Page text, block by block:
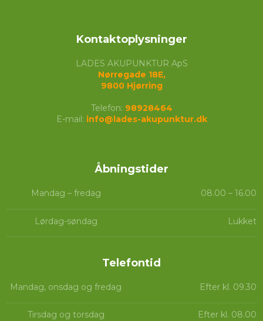
Kontaktoplysninger
LADES AKUPUNKTUR ApS
Nørregade 18E,
​9800 Hjørring
Telefon: 98928464
E-mail: info@lades-akupunktur.dk
Åbningstider​
Mandag – fredag 08.00 – 16.00​
Lørdag-søndag Lukket
Telefontid​​
Mandag, onsdag og fredag Efter kl. 09.30
Tirsdag og torsdag Efter kl. 08.00